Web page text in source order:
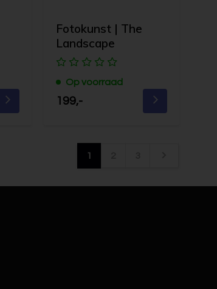
Fotokunst | The
Landscape
Op voorraad
199,-
1